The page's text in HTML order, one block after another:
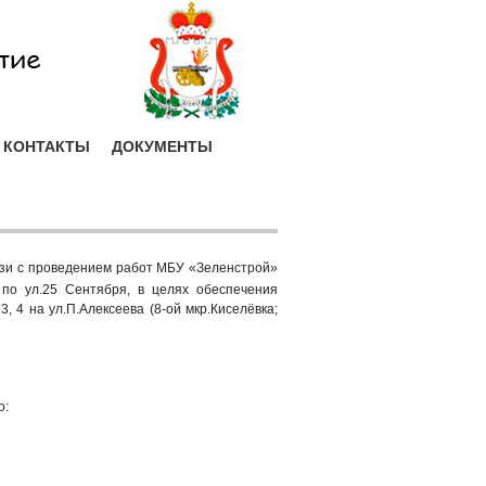
КОНТАКТЫ ДОКУМЕНТЫ
с проведением работ МБУ «Зеленстрой»
ул.25 Сентября, в целях обеспечения
4 на ул.П.Алексеева (8-ой мкр.Киселёвка;